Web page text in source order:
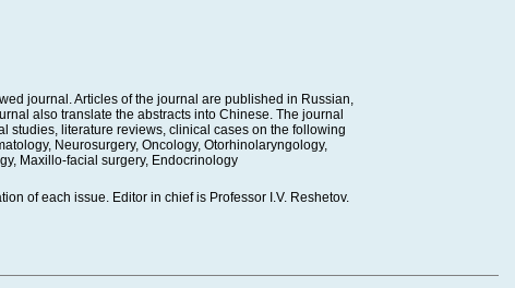
journal. Articles of the journal are published in Russian,
also translate the abstracts into Chinese. The journal
studies, literature reviews, clinical cases on the following
Neurosurgery, Oncology, Otorhinolaryngology,
Maxillo-facial surgery, Endocrinology
of each issue. Editor in chief is Professor I.V. Reshetov.